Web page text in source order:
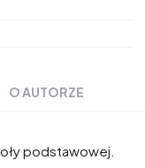
O AUTORZE
podstawowej.